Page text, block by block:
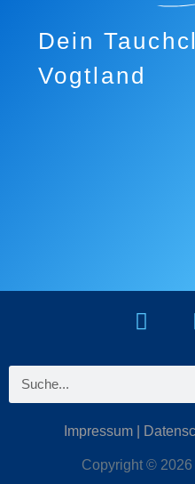
Dein
Vogtland
Impressum
Copyright ©